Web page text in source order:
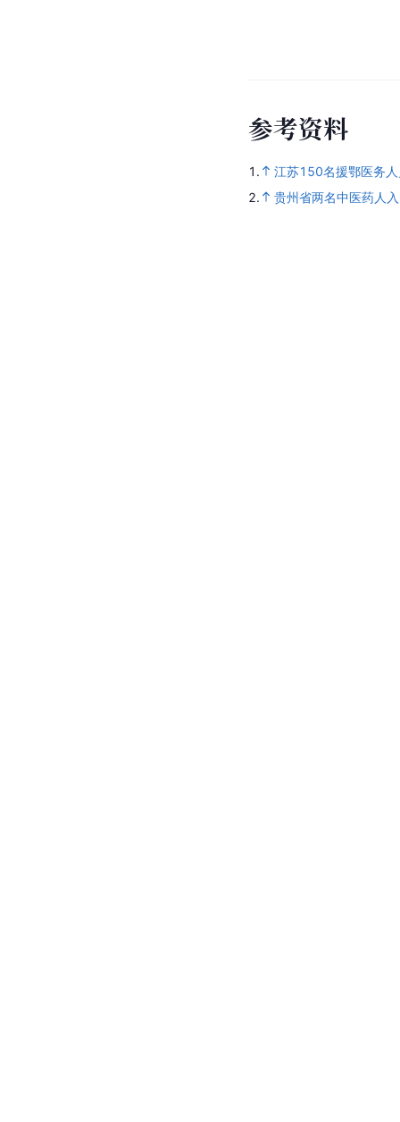
参考资料
1.
江苏150名援鄂医务人
2.
贵州省两名中医药人